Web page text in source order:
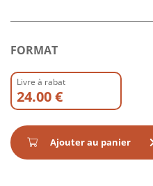
FORMAT
Livre à rabat
24.00 €
Ajouter au panier